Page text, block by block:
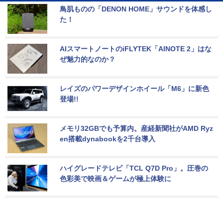
鳥肌ものの「DENON HOME」サウンドを体感し
た！
AIスマートノートのiFLYTEK「AINOTE 2」はな
ぜ魅力的なのか？
レイズのパワーデザインホイール「M6」に新色
登場!!
メモリ32GBでも予算内。産経新聞社がAMD Ryz
en搭載dynabookを2千台導入
ハイグレードテレビ「TCL Q7D Pro」。圧巻の
色彩美で映画＆ゲームが極上体験に